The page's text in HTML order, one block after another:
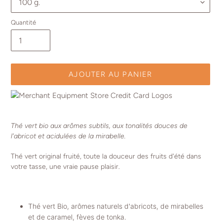
Quantité
AJOUTER AU PANIER
Thé vert bio aux arômes subtils, aux tonalités douces de
l'abricot et acidulées de la mirabelle.
Thé vert original fruité, toute la douceur des fruits d'été dans
votre tasse, une vraie pause plaisir.
Thé vert Bio, arômes naturels d'abricots, de mirabelles
et de caramel, fèves de tonka.